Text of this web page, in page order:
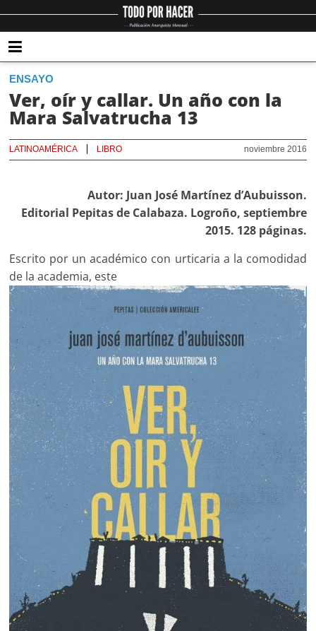
ENSAYO
Ver, oír y callar. Un año con la
Mara Salvatrucha 13
noviembre 2016
LATINOAMÉRICA LIBRO
Autor: Juan José Martínez d’Aubuisson.
Editorial Pepitas de Calabaza. Logroño, septiembre
2015. 128 páginas.
Escrito por un académico con urticaria a la comodidad
de la academia, este